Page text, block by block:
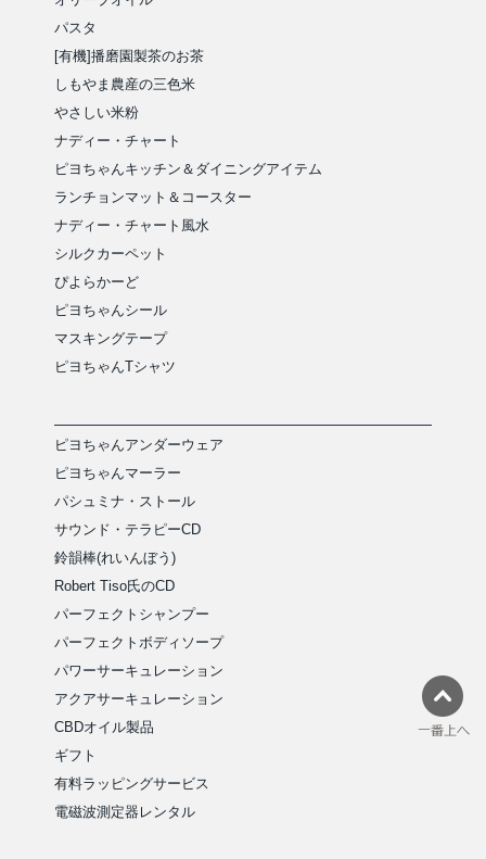
パスタ
[有機]播磨園製茶のお茶
しもやま農産の三色米
やさしい米粉
ナディー・チャート
ピヨちゃんキッチン＆ダイニングアイテム
ランチョンマット＆コースター
ナディー・チャート風水
シルクカーペット
ぴよらかーど
ピヨちゃんシール
マスキングテープ
ピヨちゃんTシャツ
ピヨちゃんアンダーウェア
ピヨちゃんマーラー
パシュミナ・ストール
サウンド・テラピーCD
鈴韻棒(れいんぼう)
Robert Tiso氏のCD
パーフェクトシャンプー
パーフェクトボディソープ
パワーサーキュレーション
アクアサーキュレーション
CBDオイル製品
ギフト
有料ラッピングサービス
電磁波測定器レンタル